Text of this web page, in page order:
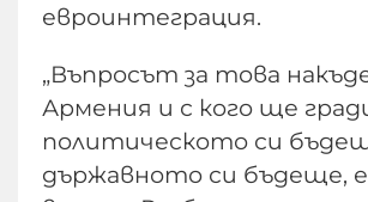
евроинтеграция.
„Въпросът за това
Армения и с кого ще
политическото си
държавното си бъдеще, е